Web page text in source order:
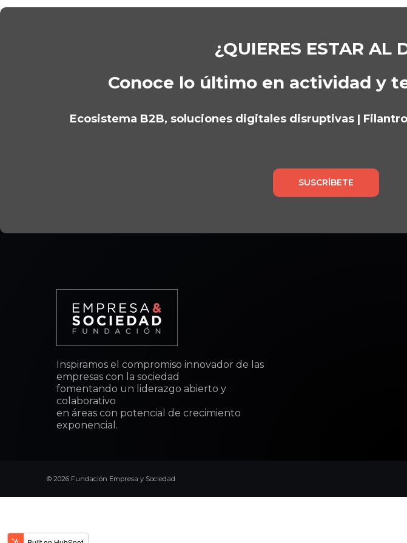
¿QUIERES ESTAR AL
Conoce lo último en actividad y
Ecosistema B2B, soluciones digitales disruptivas |
SUSCRÍBETE
Inspiramos el compromiso innovador de las
empresas con la sociedad
fomentando un liderazgo abierto y
colaborativo
en áreas con potencial de crecimiento
exponencial.
© 2026 Fundación Empresa y Sociedad